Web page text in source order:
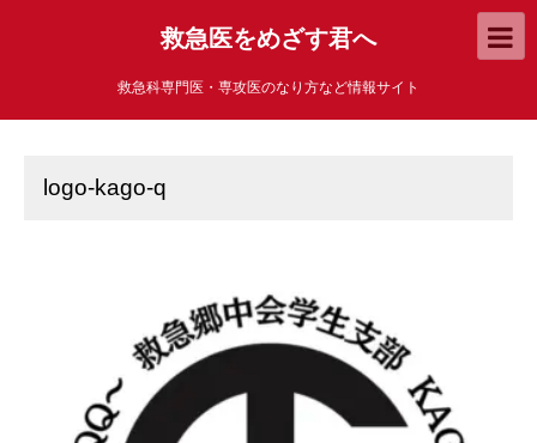
救急医をめざす君へ
救急科専門医・専攻医のなり方など情報サイト
logo-kago-q